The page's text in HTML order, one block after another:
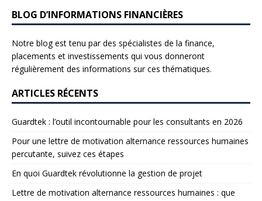
BLOG D’INFORMATIONS FINANCIÈRES
Notre blog est tenu par des spécialistes de la finance,
placements et investissements qui vous donneront
régulièrement des informations sur ces thématiques.
ARTICLES RÉCENTS
Guardtek : l’outil incontournable pour les consultants en 2026
Pour une lettre de motivation alternance ressources humaines
percutante, suivez ces étapes
En quoi Guardtek révolutionne la gestion de projet
Lettre de motivation alternance ressources humaines : que